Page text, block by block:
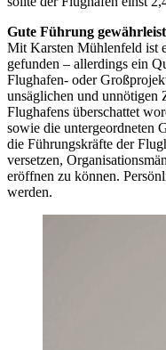
Gute Führung
Mit Karsten Mühlenfeld ist
gefunden – allerdings ein
Flughafen- oder
unsäglichen und unnötigen
Flughafens überschattet
sowie die untergeordneten
die Führungskräfte der
versetzen,
eröffnen zu können.
werden.